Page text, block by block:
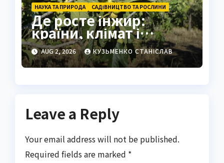
НАУКА ТА ПРИРОДА САДІВНИЦТВО ТА РОСЛИНИ
Де росте інжир:
країни, клімат і
секрети вирощування
AUG 2, 2026 КУЗЬМЕНКО СТАНІСЛАВ
Leave a Reply
Your email address will not be published.
Required fields are marked *